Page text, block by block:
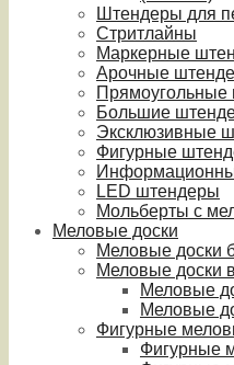
Штендеры для
Стритлайны
Маркерные
Арочные
Большие
Эксклюзивные
Фигурные
LED штендеры
Мольберты с
Меловые доски
Меловые доски
Меловые доски
Меловые
Меловые
Фигурные
Фигурные